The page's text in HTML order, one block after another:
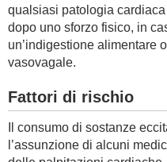
qualsiasi patologia
dopo uno sforzo fisico, in
un’indigestione alimentare
vasovagale.
Fattori di rischio
Il consumo di sostanze
l’assunzione di alcuni